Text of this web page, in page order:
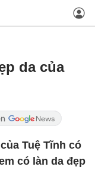
da của
Tuệ Tĩnh có
có làn da đẹp